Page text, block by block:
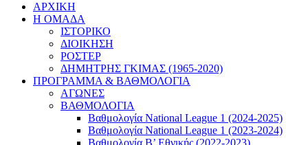
ΑΡΧΙΚΗ
Η ΟΜΑΔΑ
ΙΣΤΟΡΙΚΟ
ΔΙΟΙΚΗΣΗ
ΡΟΣΤΕΡ
ΔΗΜΗΤΡΗΣ ΓΚΙΜΑΣ (1965-2020)
ΠΡΟΓΡΑΜΜΑ & ΒΑΘΜΟΛΟΓΙΑ
ΑΓΩΝΕΣ
ΒΑΘΜΟΛΟΓΙΑ
Βαθμολογία National League 1 (2024-2025)
Βαθμολογία National League 1 (2023-2024)
Βαθμολογία Β’ Εθνικής (2022-2023)